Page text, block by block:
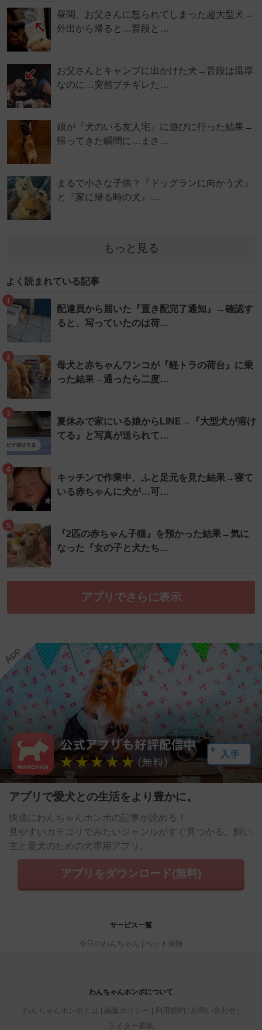
昼間、お父さんに怒られてしまった超大型犬→
外出から帰ると…普段と…
お父さんとキャンプに出かけた犬→普段は温厚
なのに…突然ブチギレた…
娘が『犬のいる友人宅』に遊びに行った結果→
帰ってきた瞬間に…まさ…
まるで小さな子供？『ドッグランに向かう犬』
と『家に帰る時の犬』…
もっと見る
よく読まれている記事
1
配達員から届いた『置き配完了通知』→確認す
ると、写っていたのは荷…
2
母犬と赤ちゃんワンコが『軽トラの荷台』に乗
った結果→通ったら二度…
3
夏休みで家にいる娘からLINE→『大型犬が溶け
てる』と写真が送られて…
4
キッチンで作業中、ふと足元を見た結果→寝て
いる赤ちゃんに犬が…可…
5
『2匹の赤ちゃん子猫』を預かった結果→気に
なった『女の子と犬たち…
アプリでさらに表示
アプリで愛犬との生活をより豊かに。
快適にわんちゃんホンポの記事が読める！
見やすいカテゴリでみたいジャンルがすぐ見つかる。飼い
主と愛犬のための犬専用アプリ。
アプリをダウンロード(無料)
サービス一覧
今日のわんちゃん ペット保険
わんちゃんホンポについて
わんちゃんホンポとは 編集ポリシー 利用規約
お問い合わせ
ライター募集